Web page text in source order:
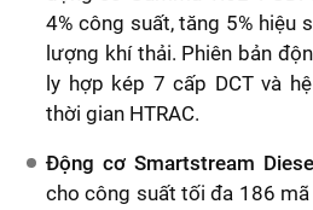
4% công suất, tăng 5% hiệu
lượng khí thải. Phiên bản
ly hợp kép 7 cấp DCT và
thời gian HTRAC.
Động cơ Smartstream
cho công suất tối đa 186